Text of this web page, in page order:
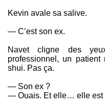
Kevin avale sa salive.
— C’est son ex.
Navet cligne des
professionnel, un
shui. Pas ça.
— Son ex ?
— Ouais. Et elle… elle est